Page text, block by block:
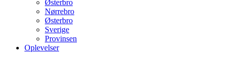
Østerbro
Nørrebro
Østerbro
Sverige
Provinsen
Oplevelser